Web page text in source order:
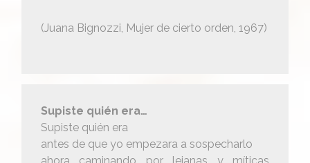
(Juana Bignozzi, Mujer de cierto orden, 1967)
Supiste quién era…
Supiste quién era
antes de que yo empezara a sospecharlo